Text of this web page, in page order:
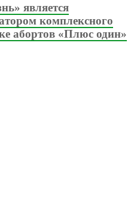
является
комплексного
абортов «Плюс один»